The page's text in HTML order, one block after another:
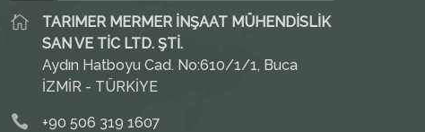
TARIMER MERMER İNŞAAT MÜHENDİSLİK
SAN VE TİC LTD. ŞTİ.
Aydın Hatboyu Cad. No:610/1/1, Buca
İZMİR - TÜRKİYE
+90 506 319 1607